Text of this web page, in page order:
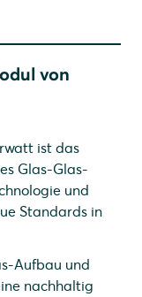
von
ist das
Glas-Glas-
und
Standards in
Aufbau und
nachhaltig